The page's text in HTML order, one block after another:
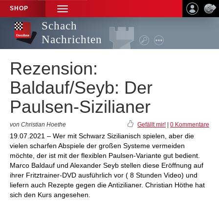
SHOP
TOGGLE
NAVIGATION
Schach
Nachrichten
Rezension:
Baldauf/Seyb: Der
Paulsen-Sizilianer
von Christian Hoethe Gefällt mir! 0 Kommentare
19.07.2021 – Wer mit Schwarz Sizilianisch spielen, aber die
vielen scharfen Abspiele der großen Systeme vermeiden
möchte, der ist mit der flexiblen Paulsen-Variante gut bedient.
Marco Baldauf und Alexander Seyb stellen diese Eröffnung auf
ihrer Fritztrainer-DVD ausführlich vor ( 8 Stunden Video) und
liefern auch Rezepte gegen die Antizilianer. Christian Höthe hat
sich den Kurs angesehen.